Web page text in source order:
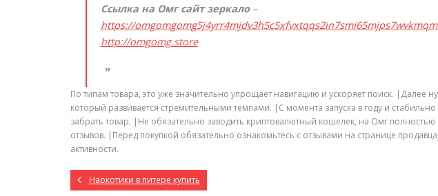
Ссылка на Омг сайт зеркало–
https://
http://omgomg.store
По типам товара, это уже значительно упрощает навигацию и ускоряет поиск. |Далее
который развивается стремительными темпами. |С момента запуска в году и
забрать товар. |Не обязательно заводить криптовалютный кошелек, на Омг
отзывов. |Перед покупкой обязательно ознакомьтесь с отзывами на странице
активности.
Наркотики в питере купить